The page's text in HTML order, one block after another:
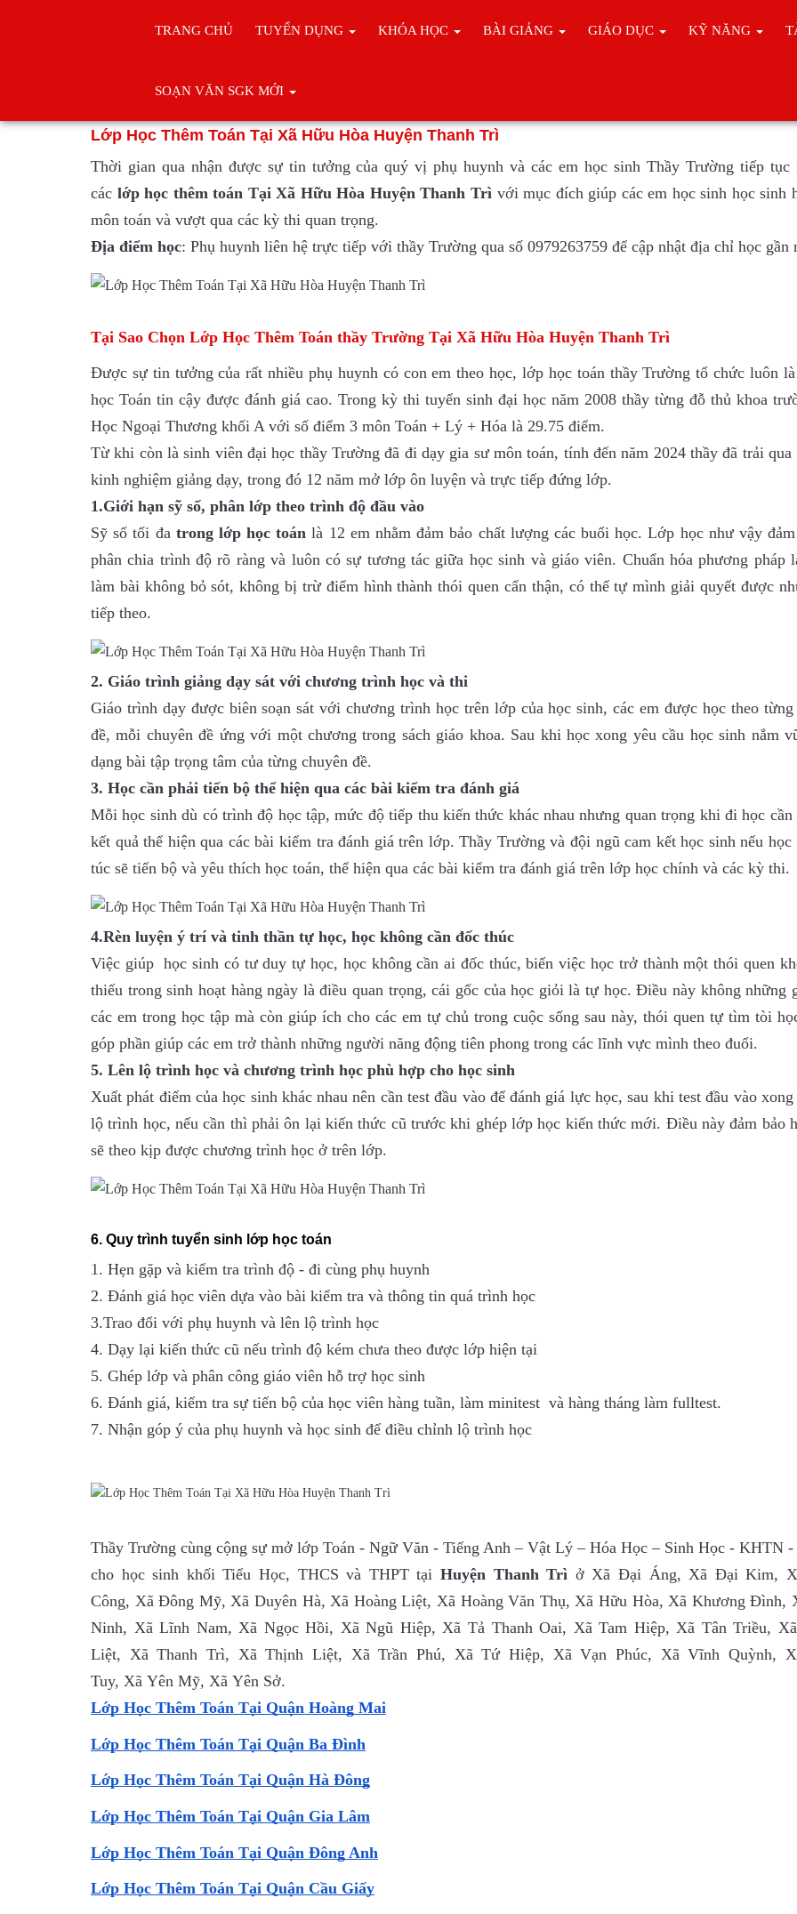
TRANG CHỦ TUYỂN DỤNG KHÓA HỌC BÀI GIẢNG GIÁO DỤC KỸ NĂNG
SOẠN VĂN SGK MỚI
Học thêm toán
Lớp Học Thêm Toán Tại Xã Hữu Hòa Huyện Thanh Trì
Thời gian qua nhận được sự tin tưởng của quý vị phụ huynh và các em học sinh Thầy Trường tiếp tục
các lớphọc thêm toán Tại Xã Hữu Hòa Huyện Thanh Trì với mục đích giúp các em học sinh học sinh
môn toán và vượt qua các kỳ thi quan trọng.
Địa điểm học: Phụ huynh liên hệ trực tiếp với thầy Trường qua số 0979263759 để cập nhật địa chỉ học gần
Tại Sao Chọn Lớp Học Thêm Toán thầy Trường Tại Xã Hữu Hòa Huyện Thanh Trì
Được sự tin tưởng của rất nhiều phụ huynh có con em theo học, lớp học toán thầy Trường tổ chức luôn
học Toán tin cậy được đánh giá cao. Trong kỳ thi tuyển sinh đại học năm 2008 thầy từng đỗ thủ khoa
Học Ngoại Thương khối A với số điểm 3 môn Toán + Lý + Hóa là 29.75 điểm.
Từ khi còn là sinh viên đại học thầy Trường đã đi dạy gia sư môn toán, tính đến năm 2024 thầy đã trải qua
kinh nghiệm giảng dạy, trong đó 12 năm mở lớp ôn luyện và trực tiếp đứng lớp.
1.Giới hạn sỹ số, phân lớp theo trình độ đầu vào
Sỹ số tối đa trong lớp học toánlà 12 em nhằm đảm bảo chất lượng các buổi học. Lớp học như vậy
phân chia trình độ rõ ràng và luôn có sự tương tác giữa học sinh và giáo viên. Chuẩn hóa phương pháp
làm bài không bỏ sót, không bị trừ điểm hình thành thói quen cẩn thận, có thể tự mình giải quyết được
tiếp theo.
2. Giáo trình giảng dạy sát với chương trình học và thi
Giáo trình dạy được biên soạn sát với chương trình học trên lớp của học sinh, các em được học theo từng
đề, mỗi chuyên đề ứng với một chương trong sách giáo khoa. Sau khi học xong yêu cầu học sinh nắm
dạng bài tập trọng tâm của từng chuyên đề.
3. Học cần phải tiến bộ thể hiện qua các bài kiểm tra đánh giá
Mỗi học sinh dù có trình độ học tập, mức độ tiếp thu kiến thức khác nhau nhưng quan trọng khi đi học cần
kết quả thể hiện qua các bài kiểm tra đánh giá trên lớp. Thầy Trường và đội ngũ cam kết học sinh nếu học
túc sẽ tiến bộ và yêu thích học toán, thể hiện qua các bài kiểm tra đánh giá trên lớp học chính và các kỳ thi.
4.Rèn luyện ý trí và tinh thần tự học, học không cần đốc thúc
Việc giúp học sinh có tư duy tự học, học không cần ai đốc thúc, biến việc học trở thành một thói quen
thiếu trong sinh hoạt hàng ngày là điều quan trọng, cái gốc của học giỏi là tự học. Điều này không những
các em trong học tập mà còn giúp ích cho các em tự chủ trong cuộc sống sau này, thói quen tự tìm tòi
góp phần giúp các em trở thành những người năng động tiên phong trong các lĩnh vực mình theo đuổi.
5. Lên lộ trình học và chương trình học phù hợp cho học sinh
Xuất phát điểm của học sinh khác nhau nên cần test đầu vào để đánh giá lực học, sau khi test đầu vào xong
lộ trình học, nếu cần thì phải ôn lại kiến thức cũ trước khi ghép lớp học kiến thức mới. Điều này đảm bảo
sẽ theo kịp được chương trình học ở trên lớp.
6. Quy trình tuyển sinh lớp học toán
1. Hẹn gặp và kiểm tra trình độ - đi cùng phụ huynh
2. Đánh giá học viên dựa vào bài kiểm tra và thông tin quá trình học
3.Trao đổi với phụ huynh và lên lộ trình học
4. Dạy lại kiến thức cũ nếu trình độ kém chưa theo được lớp hiện tại
5. Ghép lớp và phân công giáo viên hỗ trợ học sinh
6. Đánh giá, kiểm tra sự tiến bộ của học viên hàng tuần, làm minitest và hàng tháng làm fulltest.
7. Nhận góp ý của phụ huynh và học sinh để điều chỉnh lộ trình học
Thầy Trường cùng cộng sự mở lớp Toán - Ngữ Văn - Tiếng Anh – Vật Lý – Hóa Học – Sinh Học - KHTN
cho học sinh khối Tiểu Học, THCS và THPT tại Huyện Thanh Trì ở Xã Đại Áng, Xã Đại Kim,
Công, Xã Đông Mỹ, Xã Duyên Hà, Xã Hoàng Liệt, Xã Hoàng Văn Thụ, Xã Hữu Hòa, Xã Khương Đình,
Ninh, Xã Lĩnh Nam, Xã Ngọc Hồi, Xã Ngũ Hiệp, Xã Tả Thanh Oai, Xã Tam Hiệp, Xã Tân Triều,
Liệt, Xã Thanh Trì, Xã Thịnh Liệt, Xã Trần Phú, Xã Tứ Hiệp, Xã Vạn Phúc, Xã Vĩnh Quỳnh,
Tuy, Xã Yên Mỹ, Xã Yên Sở.
Lớp Học Thêm Toán Tại Quận Hoàng Mai
Lớp Học Thêm Toán Tại Quận Ba Đình
Lớp Học Thêm Toán Tại Quận Hà Đông
Lớp Học Thêm Toán Tại Quận Gia Lâm
Lớp Học Thêm Toán Tại Quận Đông Anh
Lớp Học Thêm Toán Tại Quận Cầu Giấy